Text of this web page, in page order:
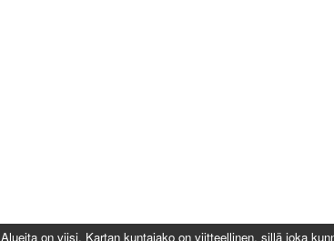
Alueita on viisi. Kartan kuntajako on viitteellinen, sillä joka